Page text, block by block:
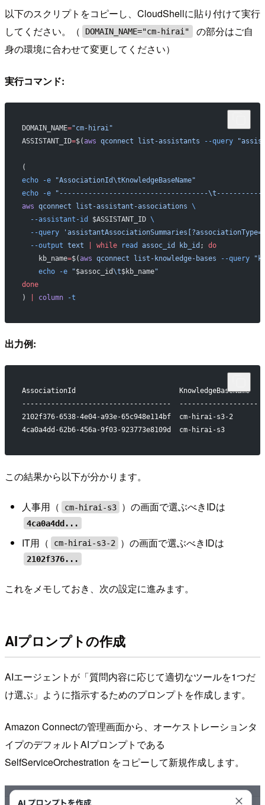
以下のスクリプトをコピーし、CloudShellに貼り付けて実行
してください。（
DOMAIN_NAME="cm-hirai"
の部分はご自
身の環境に合わせて変更してください）
実行コマンド:
DOMAIN_NAME="cm-hirai"
ASSISTANT_ID=$(aws qconnect list-assistants --query
(
echo -e "AssociationId\tKnowledgeBaseName"
echo -e "------------------------------------
aws qconnect list-assistant-associations \
  --assistant-id
$ASSISTANT_ID \
  --query
  --output
text while read assoc_id kb_id ; do
    kb_name
=$(aws qconnect list-knowledge-bases --query
    echo
-e "$assoc_id\t$kb_name"
done
)
column -t
出力例:
AssociationId                         KnowledgeBaseName
------------------------------------  -------------------
2102f376-6538-4e04-a93e-65c948e114bf  cm-hirai-s3-2
4ca0a4dd-62b6-456a-9f03-923773e8109d  cm-hirai-s3
この結果から以下が分かります。
人事用（ cm-hirai-s3 ）の画面で選ぶべきIDは
4ca0a4dd...
IT用（ cm-hirai-s3-2 ）の画面で選ぶべきIDは
2102f376...
これをメモしておき、次の設定に進みます。
AIプロンプトの作成
AIエージェントが「質問内容に応じて適切なツールを1つだ
け選ぶ」ように指示するためのプロンプトを作成します。
Amazon Connectの管理画面から、オーケストレーションタ
イプのデフォルトAIプロンプトである
SelfServiceOrchestration をコピーして新規作成します。